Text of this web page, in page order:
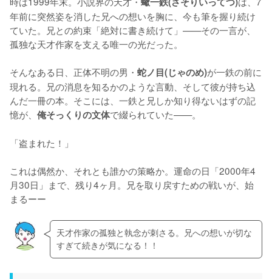
年前に突然姿を消した兄への想いを胸に、今も筆を握り続け
ていた。兄との約束「絶対に書き続けて」——その一言が、
孤独な天才作家を支える唯一の光だった。
そんなある日、正体不明の男・ 蛇ノ目(じゃのめ)が一鉄の前に
現れる。兄の消息を知るかのような言動、そして彼が持ち込
んだ一冊の本。そこには、一鉄と兄しか知り得ないはずの記
憶が、 俺そっくりの文体で綴られていた——。
「盗まれた！」
これは偶然か、それとも誰かの策略か。運命の日「2000年4
月30日」まで、残り4ヶ月。兄を取り戻すための戦いが、始
まるーー
天才作家の孤独と執念が刺さる。兄への想いが切な
すぎて続きが気になる！！